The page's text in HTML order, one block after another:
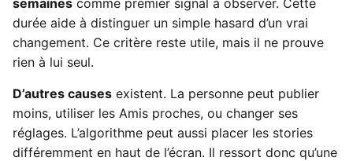
semaines comme premier signal à observer. Cette
durée aide à distinguer un simple hasard d’un vrai
changement. Ce critère reste utile, mais il ne prouve
rien à lui seul.
D’autres causes existent. La personne peut publier
moins, utiliser les Amis proches, ou changer ses
réglages. L’algorithme peut aussi placer les stories
différemment en haut de l’écran. Il ressort donc qu’une